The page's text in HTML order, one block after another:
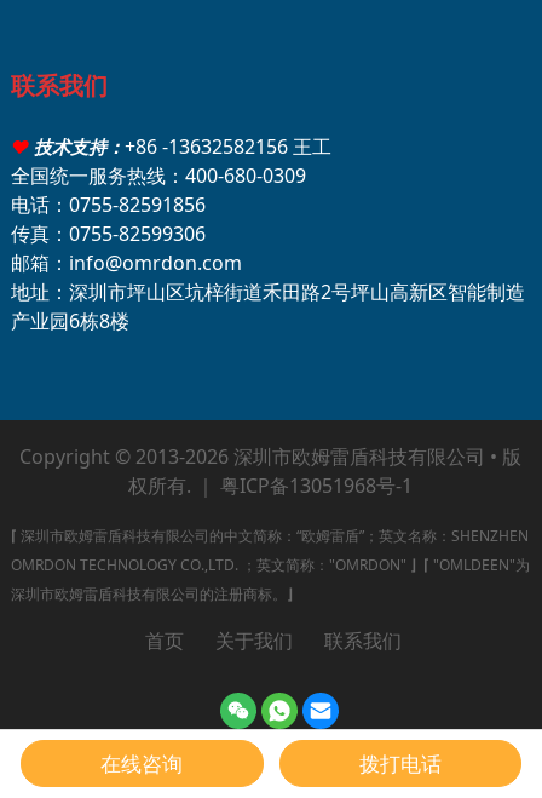
联系我们
♥技术支持： +86 -13632582156 王工
全国统一服务热线：400-680-0309
电话：0755-82591856
传真：0755-82599306
邮箱：info@omrdon.com
地址：深圳市坪山区坑梓街道禾田路2号坪山高新区智能制造
产业园6栋8楼
Copyright © 2013-2026 深圳市欧姆雷盾科技有限公司 • 版
权所有. ｜粤ICP备13051968号-1
⌈ 深圳市欧姆雷盾科技有限公司的中文简称：“欧姆雷盾”；英文名称：SHENZHEN
OMRDON TECHNOLOGY CO.,LTD. ；英文简称："OMRDON" ⌋ ⌈ "OMLDEEN"为
深圳市欧姆雷盾科技有限公司的注册商标。 ⌋
首页 关于我们 联系我们
Send Inquiry
在线咨询 拨打电话